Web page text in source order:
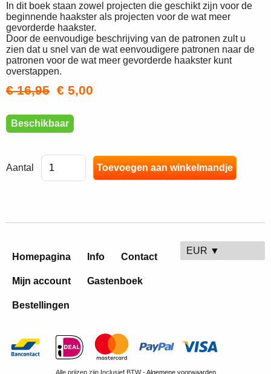
In dit boek staan zowel projecten die geschikt zijn voor de
beginnende haakster als projecten voor de wat meer
gevorderde haakster.
Door de eenvoudige beschrijving van de patronen zult u
zien dat u snel van de wat eenvoudigere patronen naar de
patronen voor de wat meer gevorderde haakster kunt
overstappen.
€ 16,95 € 5,00
Beschikbaar
Aantal
Homepagina Info Contact
Mijn account Gastenboek
Bestellingen
EUR ▼
Alle prijzen zijn Inclusief BTW -Algemene voorwaarden